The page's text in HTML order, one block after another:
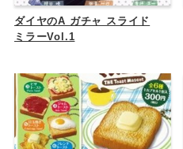
ダイヤのA ガチャ スライド
ミラーVol.1